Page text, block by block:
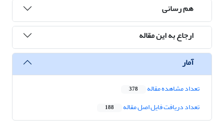
هم رسانی
ارجاع به این مقاله
آمار
تعداد مشاهده مقاله 378
تعداد دریافت فایل اصل مقاله 188